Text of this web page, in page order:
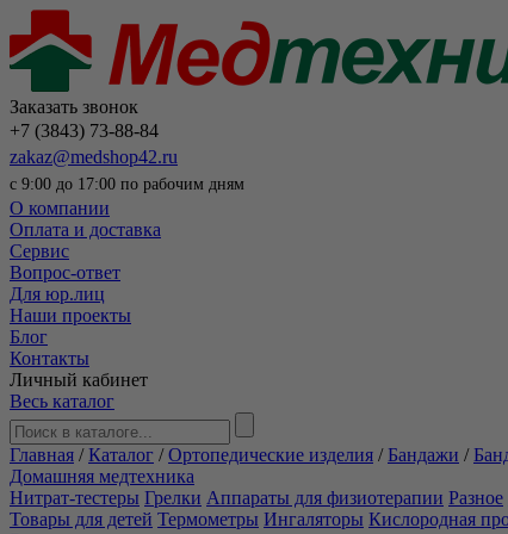
Заказать звонок
+7 (3843) 73-88-84
zakaz@medshop42.ru
с 9:00 до 17:00 по рабочим дням
О компании
Оплата и доставка
Сервис
Вопрос-ответ
Для юр.лиц
Наши проекты
Блог
Контакты
Личный кабинет
Весь каталог
Главная /Каталог /Ортопедические изделия / Бандажи /
Домашняя медтехника
Нитрат-тестеры Грелки Аппараты для физиотерапии Разное
Товары для детей Термометры Ингаляторы Кислородная